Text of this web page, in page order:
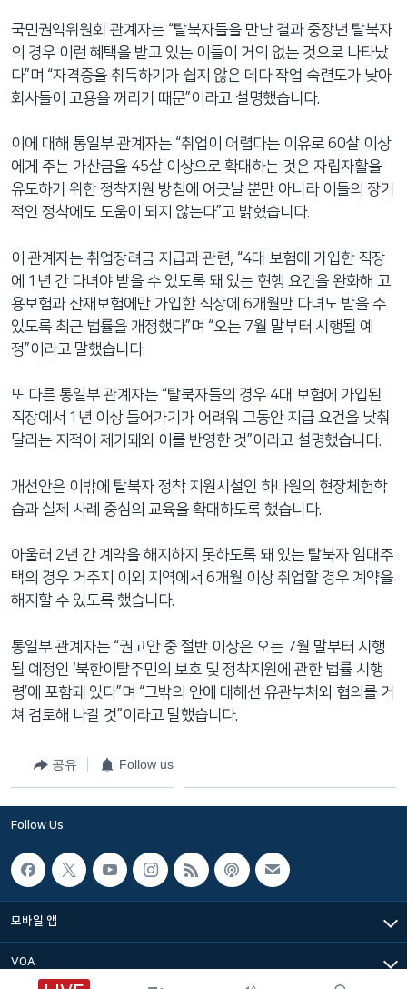
국민권익위원회 관계자는 “탈북자들을 만난 결과 중장년 탈북자
의 경우 이런 혜택을 받고 있는 이들이 거의 없는 것으로 나타났
다”며 “자격증을 취득하기가 쉽지 않은 데다 작업 숙련도가 낮아
회사들이 고용을 꺼리기 때문”이라고 설명했습니다.
이에 대해 통일부 관계자는 “취업이 어렵다는 이유로 60살 이상
에게 주는 가산금을 45살 이상으로 확대하는 것은 자립자활을
유도하기 위한 정착지원 방침에 어긋날 뿐만 아니라 이들의 장기
적인 정착에도 도움이 되지 않는다”고 밝혔습니다.
이 관계자는 취업장려금 지급과 관련, “4대 보험에 가입한 직장
에 1년 간 다녀야 받을 수 있도록 돼 있는 현행 요건을 완화해 고
용보험과 산재보험에만 가입한 직장에 6개월만 다녀도 받을 수
있도록 최근 법률을 개정했다”며 “오는 7월 말부터 시행될 예
정”이라고 말했습니다.
또 다른 통일부 관계자는 “탈북자들의 경우 4대 보험에 가입된
직장에서 1년 이상 들어가기가 어려워 그동안 지급 요건을 낮춰
달라는 지적이 제기돼와 이를 반영한 것”이라고 설명했습니다.
개선안은 이밖에 탈북자 정착 지원시설인 하나원의 현장체험학
습과 실제 사례 중심의 교육을 확대하도록 했습니다.
아울러 2년 간 계약을 해지하지 못하도록 돼 있는 탈북자 임대주
택의 경우 거주지 이외 지역에서 6개월 이상 취업할 경우 계약을
해지할 수 있도록 했습니다.
통일부 관계자는 “권고안 중 절반 이상은 오는 7월 말부터 시행
될 예정인 ‘북한이탈주민의 보호 및 정착지원에 관한 법률 시행
령’에 포함돼 있다”며 “그밖의 안에 대해선 유관부처와 협의를 거
쳐 검토해 나갈 것”이라고 말했습니다.
공유 Follow us
Follow Us
모바일 앱
VOA